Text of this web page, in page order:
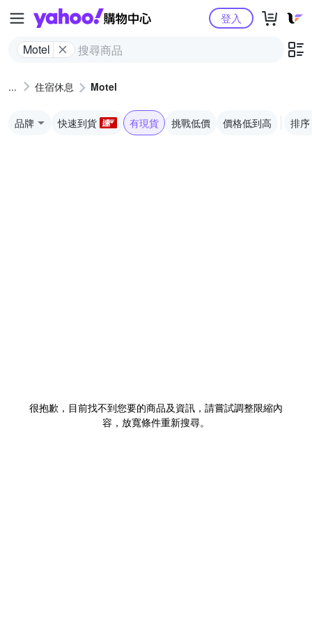
Yahoo購物中心
Motel
登入
住宿休息 Motel
品牌 快速到貨 有現貨 挑戰低價 價格低到高 排序
很抱歉，目前找不到您要的商品及資訊，請嘗試調整限縮內
容，放寬條件重新搜尋。